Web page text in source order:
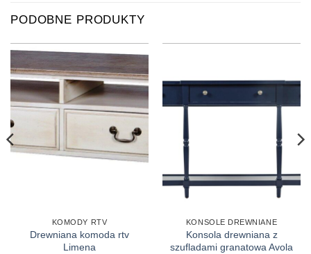
PODOBNE PRODUKTY
KOMODY RTV
Drewniana komoda rtv
Limena
KONSOLE DREWNIANE
Konsola drewniana z
szufladami granatowa Avola